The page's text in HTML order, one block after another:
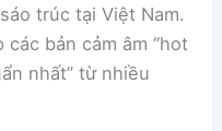
trúc tại Việt Nam.
bản cảm âm “hot
nhất” từ nhiều